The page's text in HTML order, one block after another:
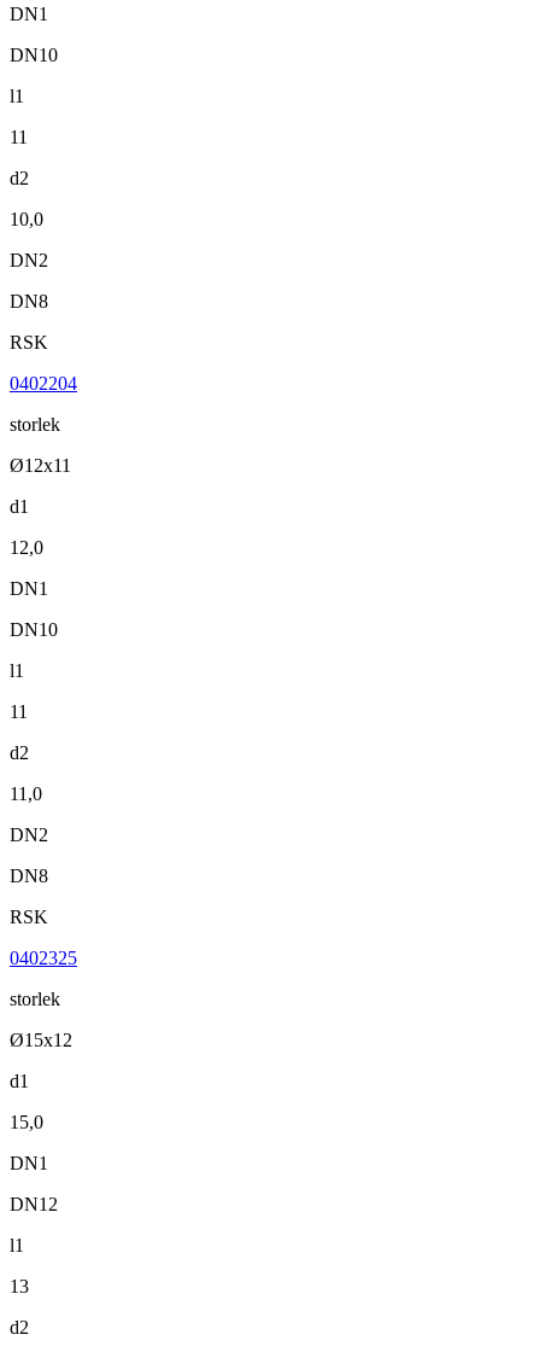
DN1
DN10
l1
11
d2
10,0
DN2
DN8
RSK
0402204
storlek
Ø12x11
d1
12,0
DN1
DN10
l1
11
d2
11,0
DN2
DN8
RSK
0402325
storlek
Ø15x12
d1
15,0
DN1
DN12
l1
13
d2